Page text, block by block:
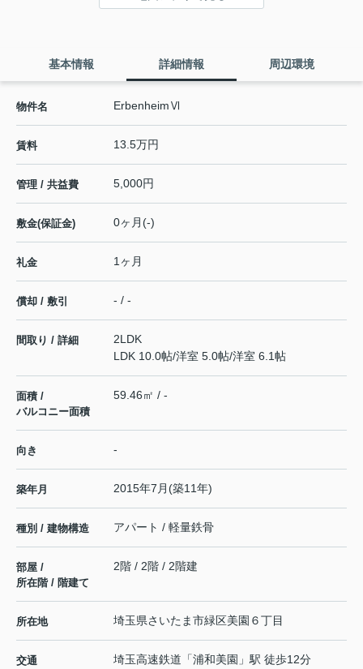
基本情報 詳細情報 周辺環境
物件名 ErbenheimⅥ
賃料 13.5万円
管理 / 共益費 5,000円
敷金(保証金) 0ヶ月(-)
礼金 1ヶ月
償却 / 敷引 - / -
間取り / 詳細
2LDK
LDK 10.0帖/洋室 5.0帖/洋室 6.1帖
面積 /
バルコニー面積
59.46㎡ / -
向き -
築年月 2015年7月(築11年)
種別 / 建物構造 アパート / 軽量鉄骨
部屋 /
所在階 / 階建て
2階 / 2階 / 2階建
所在地 埼玉県さいたま市緑区美園 ６丁目
交通 埼玉高速鉄道 「浦和美園 」駅 徒歩12分